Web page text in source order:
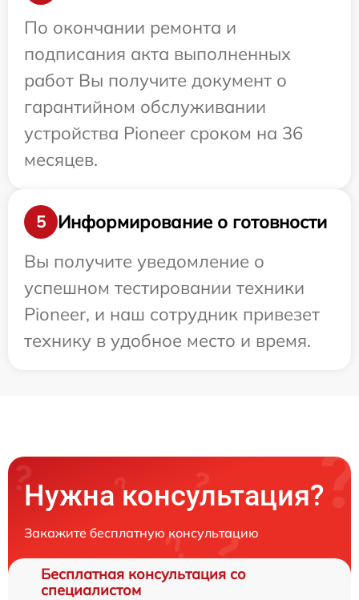
По окончании ремонта и
подписания акта выполненных
работ Вы получите документ о
гарантийном обслуживании
устройства Pioneer сроком на 36
месяцев.
5
Информирование о готовности
Вы получите уведомление о
успешном тестировании техники
Pioneer, и наш сотрудник привезет
технику в удобное место и время.
Нужна консультация?
Закажите бесплатную консультацию
Бесплатная консультация со
специалистом